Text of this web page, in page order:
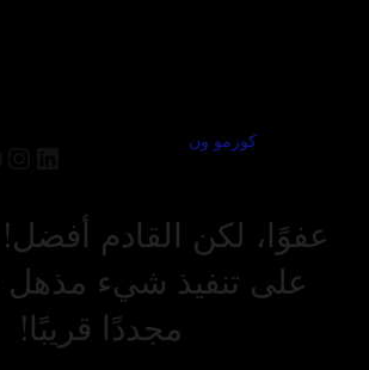
كوزمو ون
عفوًا، لكن القادم أفضل!
على تنفيذ شيء
مجددًا قريبًا!